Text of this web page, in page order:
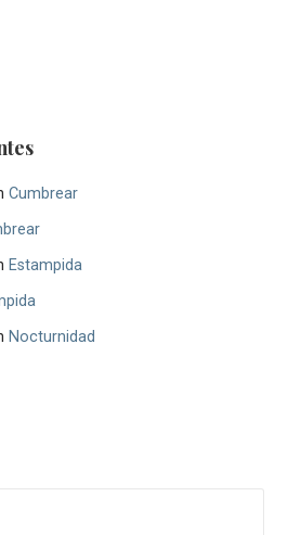
Cumbrear
Estampida
Nocturnidad